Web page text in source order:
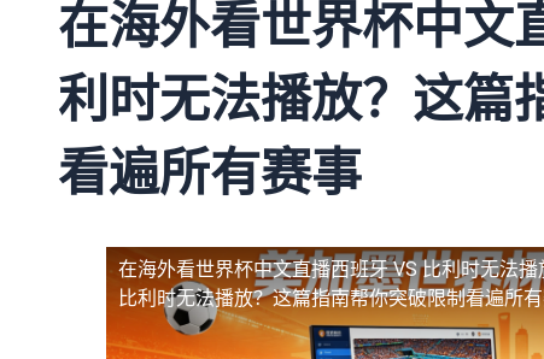
在海外看世界杯中文
利时无法播放？这篇
看遍所有赛事
在海外看世界杯中文直播西班牙 VS 比利时无法播
比利时无法播放？这篇指南帮你突破限制看遍所